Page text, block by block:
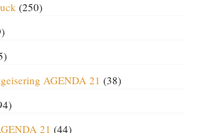
(250)
AGENDA 21 (38)
21 (44)